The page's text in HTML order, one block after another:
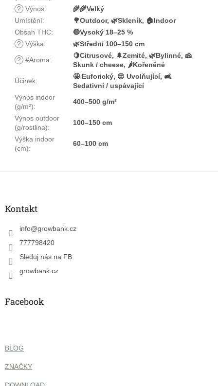
? Výnos:
🌾🌾Velký
Umístění:
🌳Outdoor, 🌿Skleník, 🏠Indoor
Obsah THC:
🔴Vysoký 18–25 %
? Výška: 🌿Střední 100–150 cm
? #Aroma:
🍋Citrusové, 🌲Zemité, 🌿Bylinné, 🧀
Skunk / cheese, 🌶️Kořeněné
Účinek:
🤩 Euforický, 😌 Uvolňující, 🛋️
Sedativní / uspávající
Výnos indoor
(g/m²):
400–500 g/m²
Výnos outdoor
(g/rostlina):
100–150 cm
Výška indoor
(cm):
60–100 cm
Z
Kontakt
info@growbank.cz
777798420
Sleduj nás na FB
growbank.cz
Facebook
BLOG
ZNAČKY